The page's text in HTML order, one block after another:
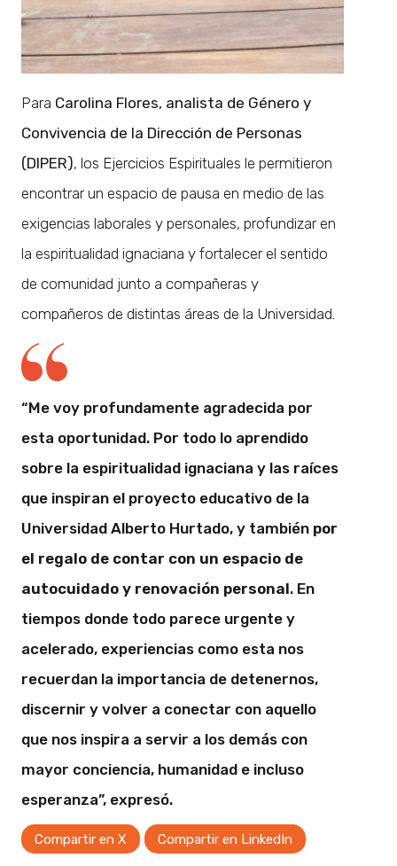
Para Carolina Flores, analista de Género y
Convivencia de la Dirección de Personas
(DIPER), los Ejercicios Espirituales le permitieron
encontrar un espacio de pausa en medio de las
exigencias laborales y personales, profundizar en
la espiritualidad ignaciana y fortalecer el sentido
de comunidad junto a compañeras y
compañeros de distintas áreas de la Universidad.
“Me voy profundamente agradecida por
esta oportunidad. Por todo lo aprendido
sobre la espiritualidad ignaciana y las raíces
que inspiran el proyecto educativo de la
Universidad Alberto Hurtado, y también por
el regalo de contar con un espacio de
autocuidado y renovación personal. En
tiempos donde todo parece urgente y
acelerado, experiencias como esta nos
recuerdan la importancia de detenernos,
discernir y volver a conectar con aquello
que nos inspira a servir a los demás con
mayor conciencia, humanidad e incluso
esperanza”, expresó.
Compartir en X Compartir en LinkedIn